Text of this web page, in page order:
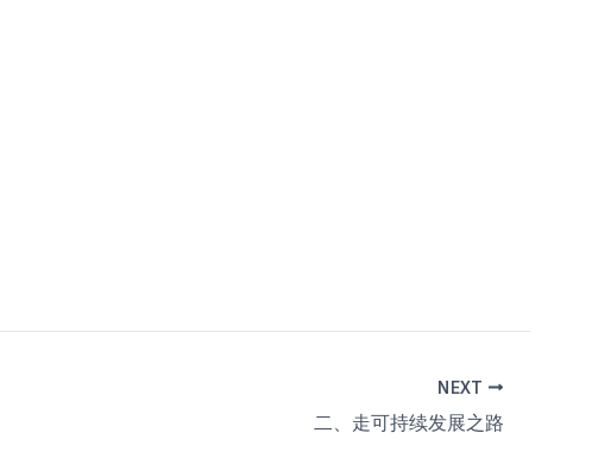
NEXT
二、走可持续发展之路